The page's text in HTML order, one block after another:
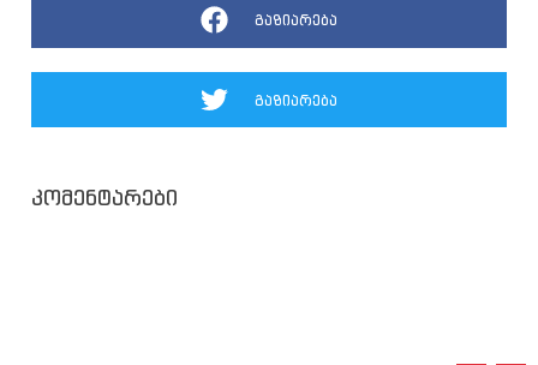
გაზიარება
გაზიარება
კომენტარები